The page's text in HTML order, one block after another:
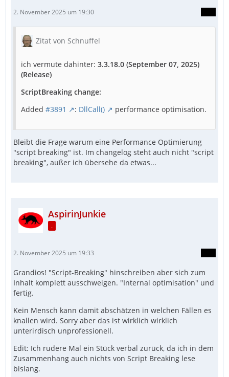
2. November 2025 um 19:30
Zitat von Schnuffel
ich vermute dahinter: 3.3.18.0 (September 07, 2025)
(Release)
ScriptBreaking change:
Added #3891 : DllCall() performance optimisation.
Bleibt die Frage warum eine Performance Optimierung
"script breaking" ist. Im changelog steht auch nicht "script
breaking", außer ich übersehe da etwas...
AspirinJunkie
.
2. November 2025 um 19:33
Grandios! "Script-Breaking" hinschreiben aber sich zum
Inhalt komplett ausschweigen. "Internal optimisation" und
fertig.
Kein Mensch kann damit abschätzen in welchen Fällen es
knallen wird. Sorry aber das ist wirklich wirklich
unterirdisch unprofessionell.
Edit: Ich rudere Mal ein Stück verbal zurück, da ich in dem
Zusammenhang auch nichts von Script Breaking lese
bislang.